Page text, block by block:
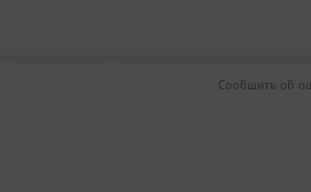
17:00 — лекция «История аукционных домов мира»,
17:00 — концерт «Голоса Поднебесной»,
Сообщить об